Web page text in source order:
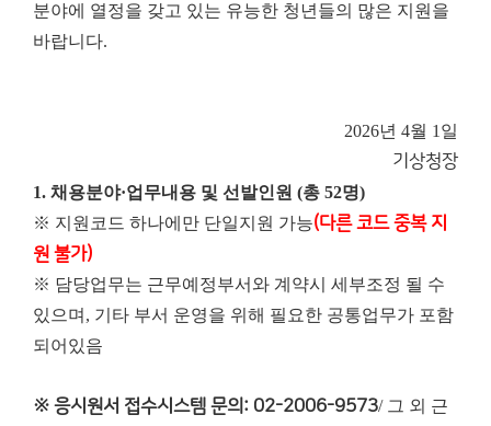
분야에 열정을 갖고 있는 유능한 청년들의 많은 지원을
바랍니다.
2026년 4월 1일
기 상청장
1. 채용분야·업무내용 및 선발인원 (총 52명)
※ 지원코드 하나에만 단일지원 가능(다른 코드 중복 지
원 불가)
※ 담당업무는 근무예정부서와 계약시 세부조정 될 수
있으며, 기타 부서 운영을 위해 필요한 공통업무가 포함
되어있음
※ 응시원서 접수시스템 문의: 02-2006-9573/ 그 외 근